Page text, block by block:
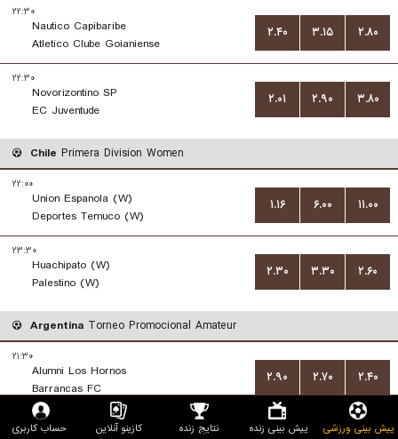
۲۲:۳۰
Nautico Capibaribe
Atletico Clube Goianiense
۲.۴۰ ۳.۱۵ ۲.۸۰
۲۲:۳۰
Novorizontino SP
EC Juventude
۲.۰۱ ۲.۹۰ ۳.۸۰
Chile Primera Division Women
۲۲:۰۰
Union Espanola (W)
Deportes Temuco (W)
۱.۱۶ ۶.۰۰ ۱۱.۰۰
۲۳:۳۰
Huachipato (W)
Palestino (W)
۲.۳۰ ۳.۳۰ ۲.۶۰
Argentina Torneo Promocional Amateur
۲۱:۳۰
Alumni Los Hornos
Barrancas FC
۲.۹۰ ۲.۷۰ ۲.۴۰
۲۱:۳۰ پیش بینی ورزشی پیش بینی زنده نتایج زنده کازینو آنلاین حساب کاربری